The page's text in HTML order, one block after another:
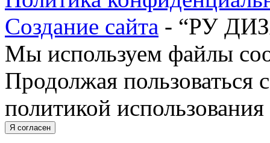
Создание сайта - “РУ
Мы используем файлы
Продолжая пользоваться
политикой
Я согласен